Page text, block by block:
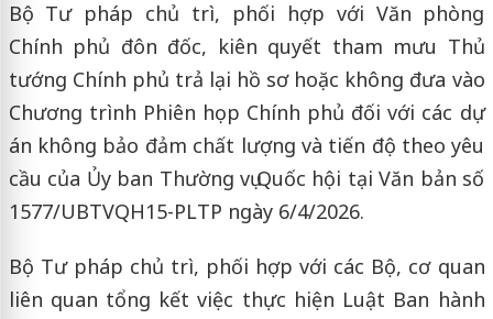
Bộ Tư pháp chủ trì, phối hợp với Văn phòng
Chính phủ đôn đốc, kiên quyết tham mưu Thủ
tướng Chính phủ trả lại hồ sơ hoặc không đưa vào
Chương trình Phiên họp Chính phủ đối với các dự
án không bảo đảm chất lượng và tiến độ theo yêu
cầu của Ủy ban Thường vụ Quốc hội tại Văn bản số
1577/UBTVQH15-PLTP ngày 6/4/2026.
Bộ Tư pháp chủ trì, phối hợp với các Bộ, cơ quan
liên quan tổng kết việc thực hiện Luật Ban hành